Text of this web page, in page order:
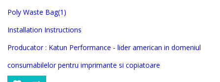
Poly Waste Bag(1)
Installation Instructions
Producator : Katun Performance - lider american in domeniul
consumabilelor pentru imprimante si copiatoare